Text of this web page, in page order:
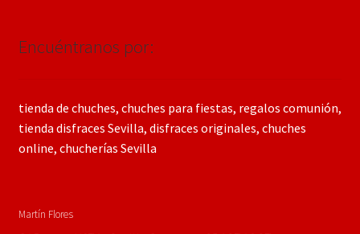
Encuéntranos por:
tienda de chuches, chuches para fiestas, regalos comunión,
tienda disfraces Sevilla, disfraces originales, chuches
online, chucherías Sevilla
Martín Flores